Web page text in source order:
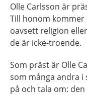
Olle Carlsson är
Till honom
oavsett religion
de är icke-troende.
Som präst är Olle
som många andra
på och tala om: